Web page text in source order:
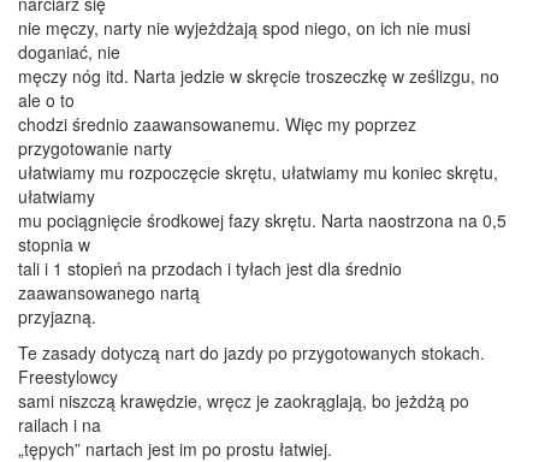
nie męczy, narty nie wyjeżdżają spod niego, on ich nie musi
doganiać, nie
męczy nóg itd. Narta jedzie w skręcie troszeczkę w ześlizgu, no
ale o to
chodzi średnio zaawansowanemu. Więc my poprzez
przygotowanie narty
ułatwiamy mu rozpoczęcie skrętu, ułatwiamy mu koniec skrętu,
ułatwiamy
mu pociągnięcie środkowej fazy skrętu. Narta naostrzona na 0,5
stopnia w
tali i 1 stopień na przodach i tyłach jest dla średnio
zaawansowanego nartą
przyjazną.
Te zasady dotyczą nart do jazdy po przygotowanych stokach.
Freestylowcy
sami niszczą krawędzie, wręcz je zaokrąglają, bo jeżdżą po
railach i na
„tępych” nartach jest im po prostu łatwiej.